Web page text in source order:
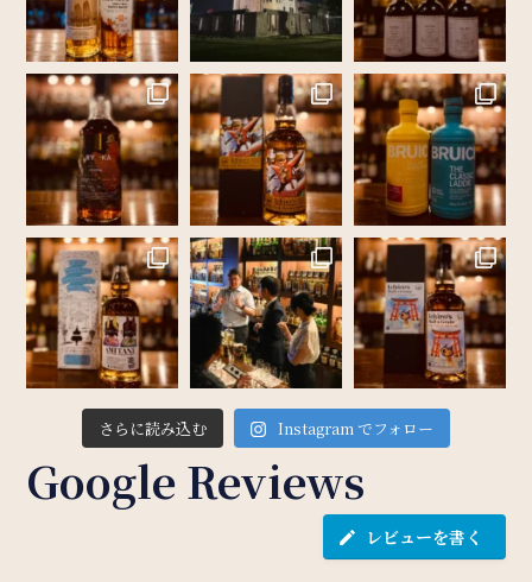
さらに読み込む Instagram でフォロー
Google Reviews
レビューを書く